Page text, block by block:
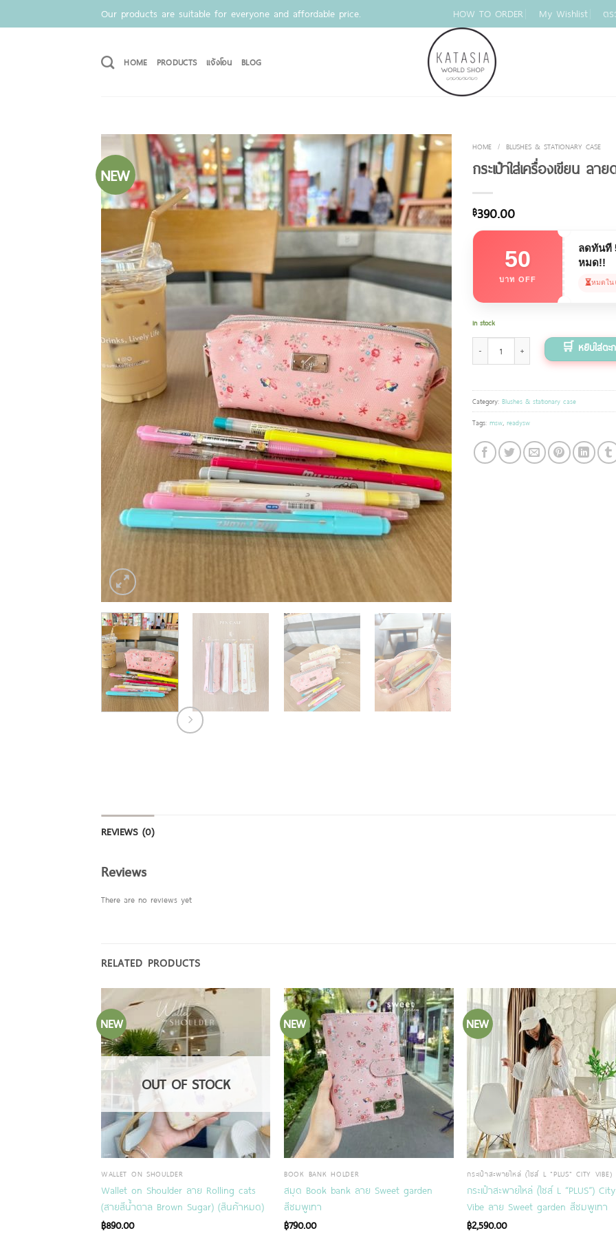
to
Our products are suitable for everyone and affordable price. HOW TO ORDER My Wishlist ต
HOME PRODUCTS แจ้งโอน BLOG
NEW
HOME / BLUSHES & STATIONARY CASE
กระเป๋าใส่เครื่องเขียน ล
฿390.00
50
บาท OFF
ลดทันที
หมด!!
⏳หมดใน
In stock
กระเป๋าใส่เครื่องเขียน ลายดอกไม้ Sweet garden สี
Category: Blushes & stationary case
Tags: msw readysw
REVIEWS (0)
Reviews
There are no reviews yet
RELATED PRODUCTS
NEW
OUT OF STOCK
WALLET ON SHOULDER
Wallet on Shoulder ลาย Rolling cats
(สายสีน้ำตาล Brown Sugar) (สินค้าหมด)
฿890.00
NEW
BOOK BANK HOLDER
สมุด Book bank ลาย Sweet garden
สีชมพูเทา
฿790.00
NEW
กระเป๋าสะพายไหล่ (ไซส์ L "PLUS" CITY VIBE)
กระเป๋าสะพายไหล่ (ไซส์ L “PLUS”) City
Vibe ลาย Sweet garden สีชมพูเทา
฿2,590.00